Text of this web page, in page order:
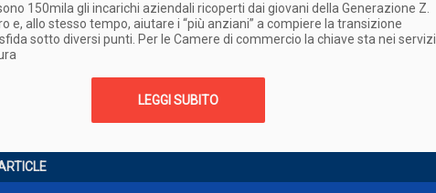
150mila gli incarichi aziendali ricoperti dai giovani della Generazione Z.
e, allo stesso tempo, aiutare i “più anziani” a compiere la transizione
sotto diversi punti. Per le Camere di commercio la chiave sta nei servizi
LEGGI SUBITO